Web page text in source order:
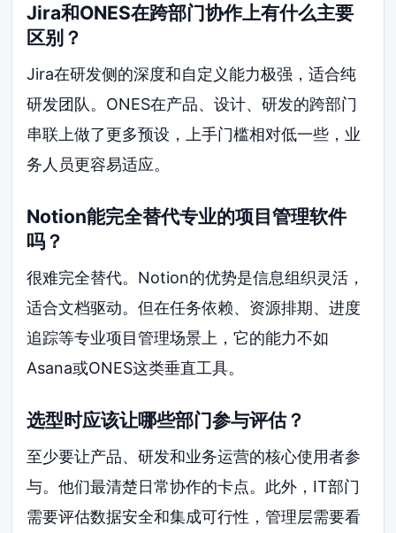
Jira和ONES在跨部门协作上有什么主要
区别？
Jira在研发侧的深度和自定义能力极强，适合纯
研发团队。ONES在产品、设计、研发的跨部门
串联上做了更多预设，上手门槛相对低一些，业
务人员更容易适应。
Notion能完全替代专业的项目管理软件
吗？
很难完全替代。Notion的优势是信息组织灵活，
适合文档驱动。但在任务依赖、资源排期、进度
追踪等专业项目管理场景上，它的能力不如
Asana或ONES这类垂直工具。
选型时应该让哪些部门参与评估？
至少要让产品、研发和业务运营的核心使用者参
与。他们最清楚日常协作的卡点。此外，IT部门
需要评估数据安全和集成可行性，管理层需要看